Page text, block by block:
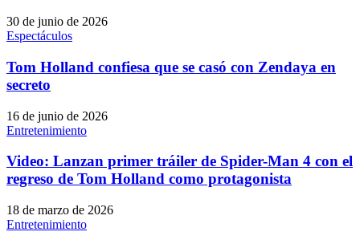
30 de junio de 2026
Espectáculos
Tom Holland confiesa que se casó con Zendaya en
secreto
16 de junio de 2026
Entretenimiento
Video: Lanzan primer tráiler de Spider-Man 4 con el
regreso de Tom Holland como protagonista
18 de marzo de 2026
Entretenimiento